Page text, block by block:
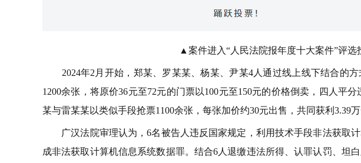
▲案件进入“人民法院报年度十大案件”评选
2024年2月开始，郑某、罗某某、杨某、尹某4人通过线上线下结合的方
1200余张，将原价36元至72元的门票以100元至150元的价格倒卖，四人平
某与雷某某以类似手段抢票1100余张，每张加价约30元出售，共同获利3.39万
广汉法院审理认为，6名被告人违反国家规定，利用技术手段非法获取计
成非法获取计算机信息系统数据罪。结合6人退缴违法所得、认罪认罚、坦